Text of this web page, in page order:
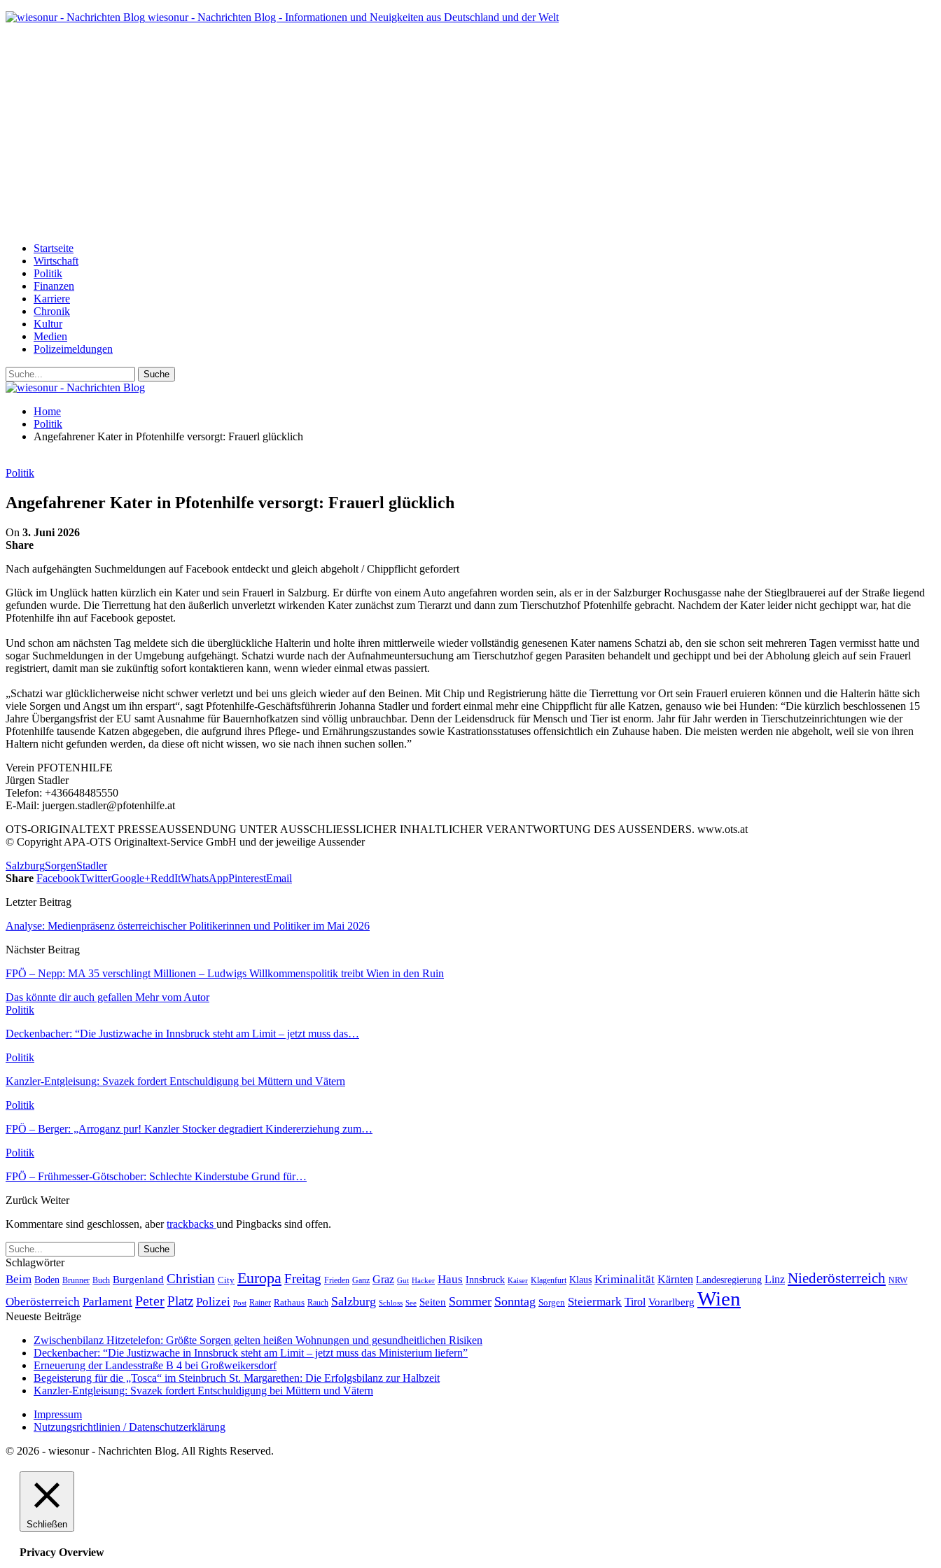
wiesonur - Nachrichten Blog - Informationen und Neuigkeiten aus Deutschland und der Welt
Startseite
Wirtschaft
Politik
Finanzen
Karriere
Chronik
Kultur
Medien
Polizeimeldungen
Home
Politik
Angefahrener Kater in Pfotenhilfe versorgt: Frauerl glücklich
Politik
Angefahrener Kater in Pfotenhilfe versorgt: Frauerl glücklich
On 3. Juni 2026
Share
Nach aufgehängten Suchmeldungen auf Facebook entdeckt und gleich abgeholt / Chippflicht gefordert
Glück im Unglück hatten kürzlich ein Kater und sein Frauerl in Salzburg. Er dürfte von einem Auto angefahren worden sein, als er in der Salzburger Rochusgasse nahe der Stieglbrauerei auf der Straße liegend
gefunden wurde. Die Tierrettung hat den äußerlich unverletzt wirkenden Kater zunächst zum Tierarzt und dann zum Tierschutzhof Pfotenhilfe gebracht. Nachdem der Kater leider nicht gechippt war, hat die
Pfotenhilfe ihn auf Facebook gepostet.
Und schon am nächsten Tag meldete sich die überglückliche Halterin und holte ihren mittlerweile wieder vollständig genesenen Kater namens Schatzi ab, den sie schon seit mehreren Tagen vermisst hatte und
sogar Suchmeldungen in der Umgebung aufgehängt. Schatzi wurde nach der Aufnahmeuntersuchung am Tierschutzhof gegen Parasiten behandelt und gechippt und bei der Abholung gleich auf sein Frauerl
registriert, damit man sie zukünftig sofort kontaktieren kann, wenn wieder einmal etwas passiert.
„Schatzi war glücklicherweise nicht schwer verletzt und bei uns gleich wieder auf den Beinen. Mit Chip und Registrierung hätte die Tierrettung vor Ort sein Frauerl eruieren können und die Halterin hätte sich
viele Sorgen und Angst um ihn erspart“, sagt Pfotenhilfe-Geschäftsführerin Johanna Stadler und fordert einmal mehr eine Chippflicht für alle Katzen, genauso wie bei Hunden: “Die kürzlich beschlossenen 15
Jahre Übergangsfrist der EU samt Ausnahme für Bauernhofkatzen sind völlig unbrauchbar. Denn der Leidensdruck für Mensch und Tier ist enorm. Jahr für Jahr werden in Tierschutzeinrichtungen wie der
Pfotenhilfe tausende Katzen abgegeben, die aufgrund ihres Pflege- und Ernährungszustandes sowie Kastrationsstatuses offensichtlich ein Zuhause haben. Die meisten werden nie abgeholt, weil sie von ihren
Haltern nicht gefunden werden, da diese oft nicht wissen, wo sie nach ihnen suchen sollen.”
Verein PFOTENHILFE
Jürgen Stadler
Telefon: +436648485550
E-Mail: juergen.stadler@pfotenhilfe.at
OTS-ORIGINALTEXT PRESSEAUSSENDUNG UNTER AUSSCHLIESSLICHER INHALTLICHER VERANTWORTUNG DES AUSSENDERS. www.ots.at
© Copyright APA-OTS Originaltext-Service GmbH und der jeweilige Aussender
SalzburgSorgenStadler
Share FacebookTwitterGoogle+ReddItWhatsAppPinterestEmail
Letzter Beitrag
Analyse: Medienpräsenz österreichischer Politikerinnen und Politiker im Mai 2026
Nächster Beitrag
FPÖ – Nepp: MA 35 verschlingt Millionen – Ludwigs Willkommenspolitik treibt Wien in den Ruin
Das könnte dir auch gefallen Mehr vom Autor
Politik
Deckenbacher: “Die Justizwache in Innsbruck steht am Limit – jetzt muss das…
Politik
Kanzler-Entgleisung: Svazek fordert Entschuldigung bei Müttern und Vätern
Politik
FPÖ – Berger: „Arroganz pur! Kanzler Stocker degradiert Kindererziehung zum…
Politik
FPÖ – Frühmesser-Götschober: Schlechte Kinderstube Grund für…
Zurück Weiter
Kommentare sind geschlossen, abertrackbacks und Pingbacks sind offen.
Schlagwörter
Beim Boden Brunner Buch Burgenland Christian City Europa Freitag Frieden Ganz Graz Gut Hacker Haus Innsbruck Kaiser Klagenfurt Klaus Kriminalität Kärnten Landesregierung Linz Niederösterreich NRW
Oberösterreich Parlament PeterPlatz Polizei Post Rainer Rathaus Rauch Salzburg Schloss See Seiten Sommer Sonntag Sorgen Steiermark Tirol Vorarlberg Wien
Neueste Beiträge
Zwischenbilanz Hitzetelefon: Größte Sorgen gelten heißen Wohnungen und gesundheitlichen Risiken
Deckenbacher: “Die Justizwache in Innsbruck steht am Limit – jetzt muss das Ministerium liefern”
Erneuerung der Landesstraße B 4 bei Großweikersdorf
Begeisterung für die „Tosca“ im Steinbruch St. Margarethen: Die Erfolgsbilanz zur Halbzeit
Kanzler-Entgleisung: Svazek fordert Entschuldigung bei Müttern und Vätern
Impressum
Nutzungsrichtlinien / Datenschutzerklärung
© 2026 - wiesonur - Nachrichten Blog. All Rights Reserved.
Schließen
Privacy Overview